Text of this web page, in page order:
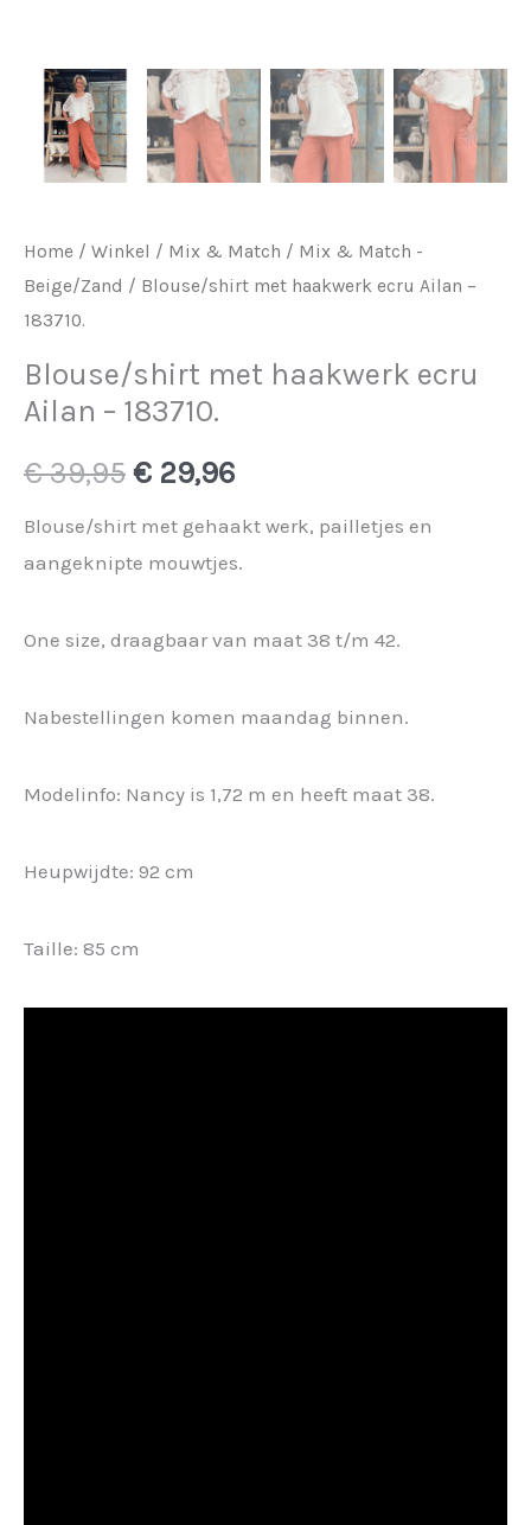
Home / Winkel / Mix & Match / Mix & Match -
Beige/Zand / Blouse/shirt met haakwerk ecru Ailan –
183710.
Blouse/shirt met haakwerk ecru
Ailan – 183710.
€39,95 Oorspronkelijke
prijs
€ 39,95.
€ 29,96Huidige
prijs
€ 29,96.
Blouse/shirt met gehaakt werk, pailletjes en
aangeknipte mouwtjes.
One size, draagbaar van maat 38 t/m 42.
Nabestellingen komen maandag binnen.
Modelinfo: Nancy is 1,72 m en heeft maat 38.
Heupwijdte: 92 cm
Taille: 85 cm